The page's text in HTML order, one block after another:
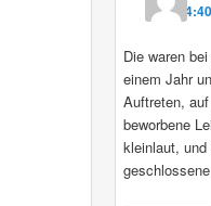
Die waren
einem Jahr
Auftreten,
beworbene
kleinlaut,